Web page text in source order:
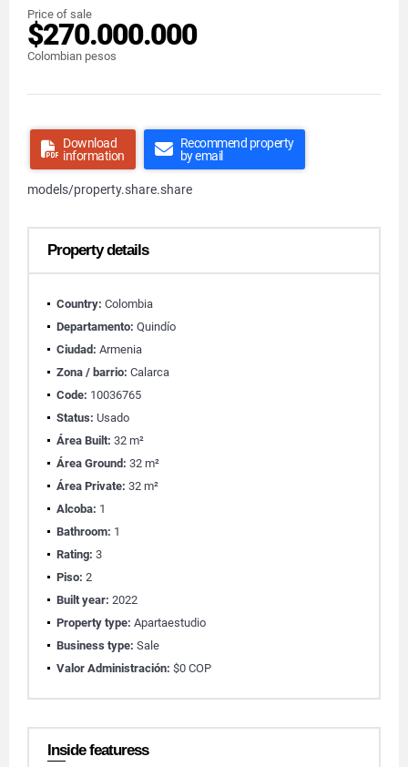
Price of sale
$270.000.000
Colombian pesos
Download
information
Recommend property
by email
models/property.share.share
Property details
Country: Colombia
Departamento: Quindío
Ciudad: Armenia
Zona / barrio: Calarca
Code: 10036765
Status: Usado
Área Built: 32 m²
Área Ground: 32 m²
Área Private: 32 m²
Alcoba: 1
Bathroom: 1
Rating: 3
Piso: 2
Built year: 2022
Property type: Apartaestudio
Business type: Sale
Valor Administración: $0 COP
Inside featuress